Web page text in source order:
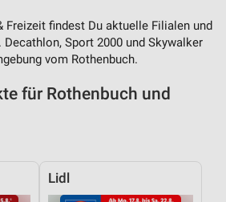
Freizeit findest Du aktuelle Filialen und
Sport 2000 und Skywalker
vom Rothenbuch.
für Rothenbuch und
Lidl